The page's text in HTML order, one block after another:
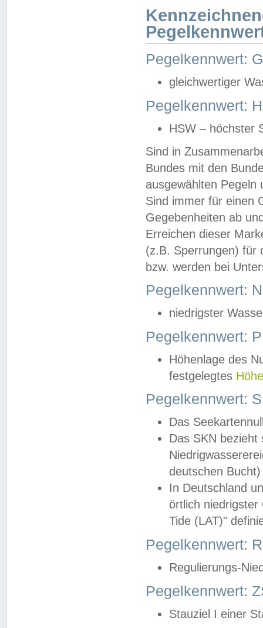
Pegelkennwert:
gleichwertiger
Pegelkennwert:
HSW – höchster
Sind in
Bundes mit den
ausgewählten
Sind immer für einen
Gegebenheiten ab
Erreichen dieser
(z.B. Sperrungen) für
bzw. werden bei
Pegelkennwert:
niedrigster
Pegelkennwert:
Höhenlage des
festgelegtes
Pegelkennwert:
Das
Das SKN
deutschen
In Deutschland
örtlich
Tide (LAT)"
Pegelkennwert:
Regulierungs-
Pegelkennwert:
Stauziel I einer